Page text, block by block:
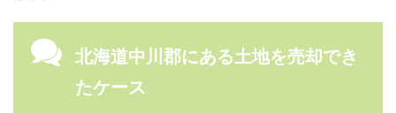
北海道中川郡にある土地を売却でき
たケース